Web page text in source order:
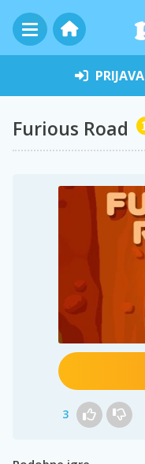
PRIJAVA
Furious Road
3